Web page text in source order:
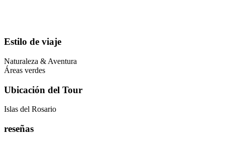
Estilo de viaje
Naturaleza & Aventura
Áreas verdes
Ubicación del Tour
Islas del Rosario
reseñas